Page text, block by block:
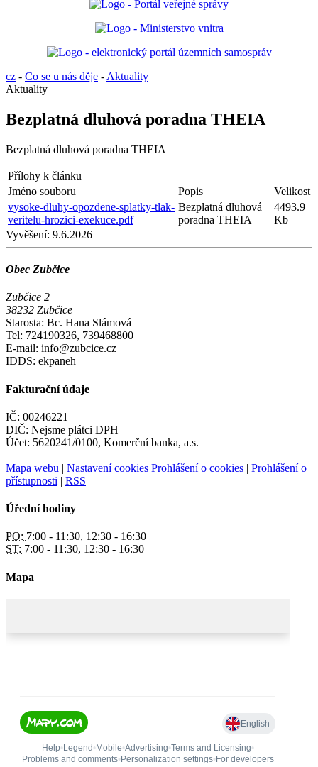
cz - Co se u nás děje - Aktuality
Aktuality
Bezplatná dluhová poradna THEIA
Bezplatná dluhová poradna THEIA
Přílohy k článku
Jméno souboru
Popis
Velikost
vysoke-dluhy-opozdene-splatky-tlak-
veritelu-hrozici-exekuce.pdf
Bezplatná dluhová
poradna THEIA
4493.9
Kb
Vyvěšení: 9.6.2026
Obec Zubčice
Zubčice 2
38232 Zubčice
Starosta: Bc. Hana Slámová
Tel: 724190326, 739468800
E-mail: info@zubcice.cz
IDDS: ekpaneh
Fakturační údaje
IČ: 00246221
DIČ: Nejsme plátci DPH
Účet: 5620241/0100, Komerční banka, a.s.
Mapa webu | Nastavení cookies Prohlášení o cookies | Prohlášení o
přístupnosti | RSS
Úřední hodiny
PO: 7:00 - 11:30, 12:30 - 16:30
ST: 7:00 - 11:30, 12:30 - 16:30
Mapa